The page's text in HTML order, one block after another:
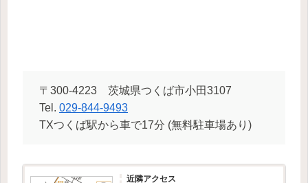
〒300-4223 茨城県つくば市小田3107
Tel. 029-844-9493
TXつくば駅から車で17分 (無料駐車場あり)
近隣アクセス